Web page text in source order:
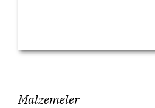
Malzemeler